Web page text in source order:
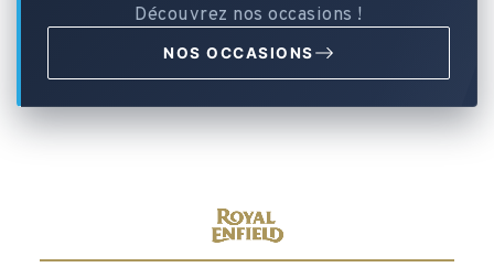
Découvrez nos occasions !
NOS OCCASIONS